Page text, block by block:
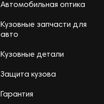
Автомобильная оптика
Кузовные запчасти для
авто
Кузовные детали
Защита кузова
Гарантия